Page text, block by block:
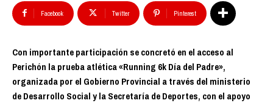
Facebook Twitter Pinterest
Con importante participación se concretó en el acceso al
Perichón la prueba atlética «Running 6k Día del Padre»,
organizada por el Gobierno Provincial a través del ministerio
de Desarrollo Social y la Secretaría de Deportes, con el apoyo